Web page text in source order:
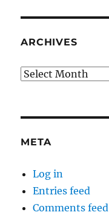
ARCHIVES
Archives
META
Log in
Entries feed
Comments feed